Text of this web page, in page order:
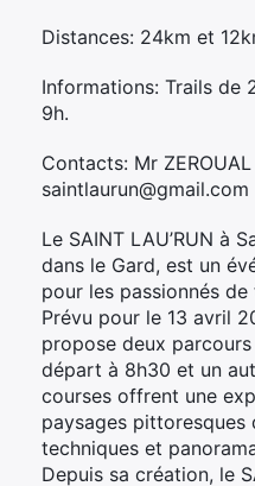
Distances: 24km et
Informations: Trails de
9h.
Contacts: Mr
saintlaurun@gmail.com
Le SAINT LAU’RUN à
dans le Gard, est un
pour les passionnés
Prévu pour le 13 avril
propose deux
départ à 8h30 et un
courses offrent une
paysages pittoresques
techniques et
Depuis sa création, le